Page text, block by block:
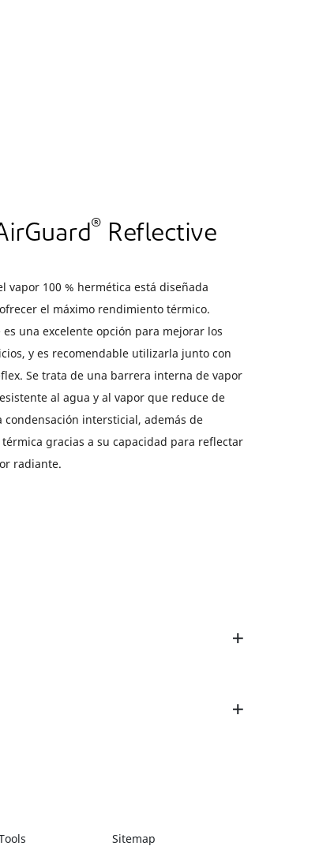
® Reflective
vapor 100 % hermética está diseñada
el máximo rendimiento térmico.
es una excelente opción para mejorar los
y es recomendable utilizarla junto con
Se trata de una barrera interna de vapor
al agua y al vapor que reduce de
intersticial, además de
gracias a su capacidad para reflectar
radiante.
Sitemap